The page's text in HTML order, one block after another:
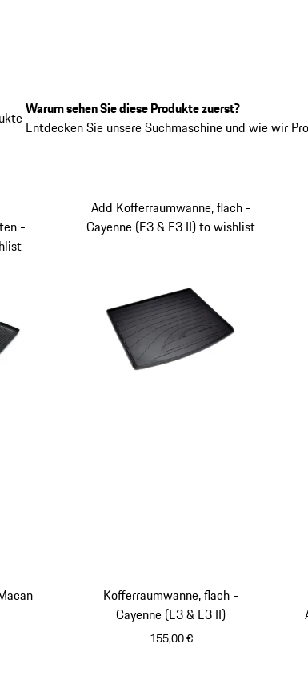
Warum sehen Sie diese Produkte zuerst?
Entdecken Sie unsere Suchmaschine und wie wir
-
Kofferraumwanne, flach -
Cayenne (E3 & E3 II)
155,00 €
Add Kofferraumwanne, flach -
Cayenne (E3 & E3 II) to wishlist